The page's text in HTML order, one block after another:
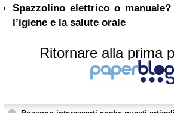
Spazzolino elettrico o
l’igiene e la salute orale
Ritornare alla prima